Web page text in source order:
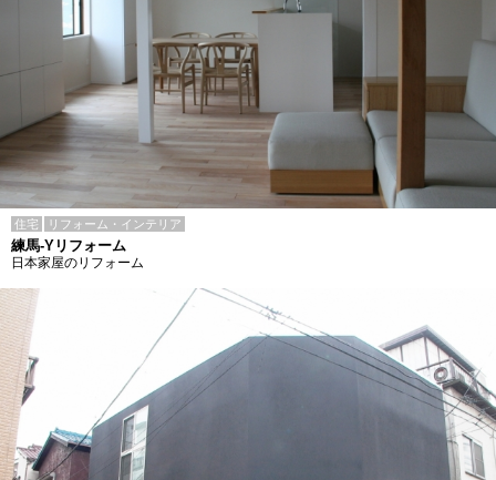
住宅 リフォーム・インテリア
練馬-Yリフォーム
日本家屋のリフォーム